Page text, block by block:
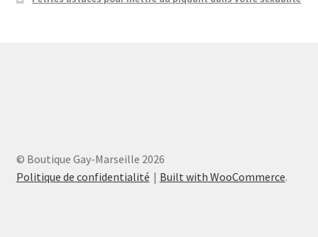
© Boutique Gay-Marseille 2026
Politique de confidentialité
Built with WooCommerce.